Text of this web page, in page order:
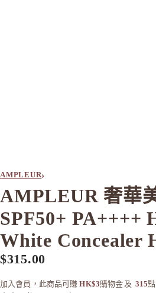
AMPLEUR›
AMPLEUR 奢華
SPF50+ PA++++
White Concealer
$315.00
加入會員，此商品可賺 HK$3購物金 及 315點